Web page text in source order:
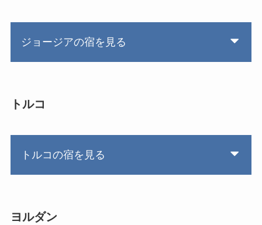
ジョージアの宿を見る
トルコ
トルコの宿を見る
ヨルダン